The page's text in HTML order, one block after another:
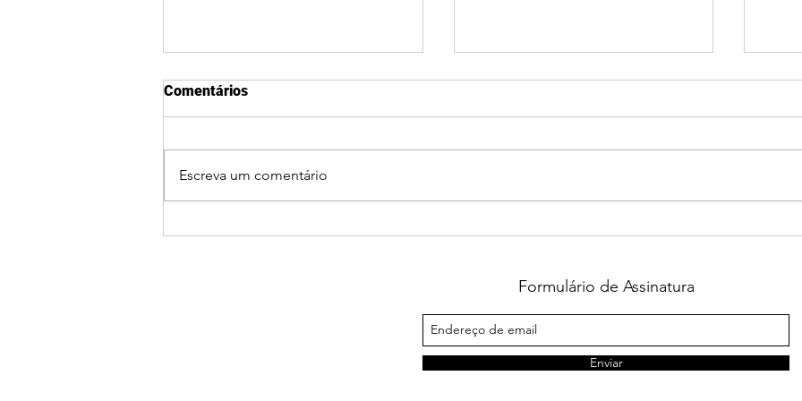
guaxupeana
Comentários
Escreva um comentário
Formulário de Assinatura
Enviar